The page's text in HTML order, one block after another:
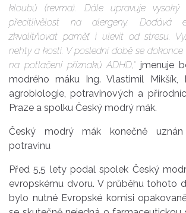
kloubů (revma). Dále upravuje
přecitlivělost na alergeny. Dodává
zkvalitňovat paměť i ulevit od stresu.
nehty a kosti. V poslední době se
na potlačení příznaků ADHD,“ jmenuje
modrého máku Ing. Vlastimil Mikšík,
agrobiologie, potravinových a
Praze a spolku Český modrý mák.
Český modrý mák konečně
potravinu
Před 5,5 lety podal spolek Český
evropskému dvoru. V průběhu tohoto
bylo nutné Evropské komisi